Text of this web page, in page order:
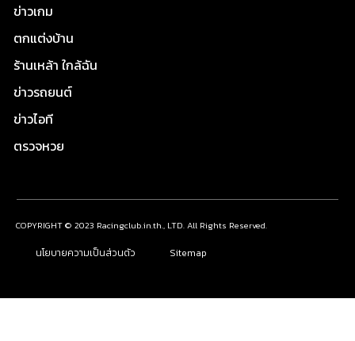
ข่าวเกม
ตกแต่งบ้าน
ร้านเหล้า ใกล้ฉัน
ข่าวรถยนต์
ข่าวไอที
ตรวจหวย
COPYRIGHT © 2023 Racingclub.in.th., LTD. All Rights Reserved.
นโยบายความเป็นส่วนตัว Sitemap